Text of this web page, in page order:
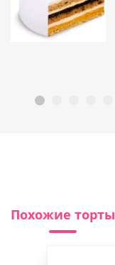
Похожие торты